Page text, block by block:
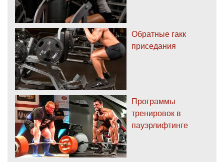
Обратные гакк
приседания
Программы
тренировок в
пауэрлифтинге